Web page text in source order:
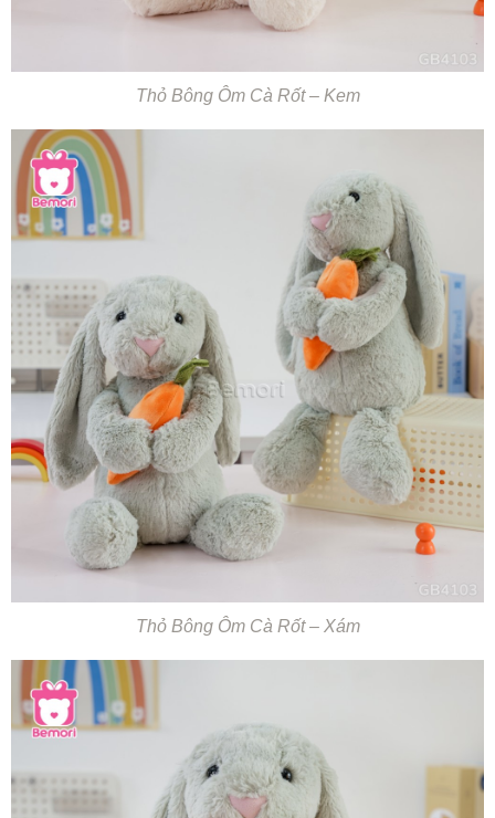
Thỏ Bông Ôm Cà Rốt – Kem
Thỏ Bông Ôm Cà Rốt – Xám